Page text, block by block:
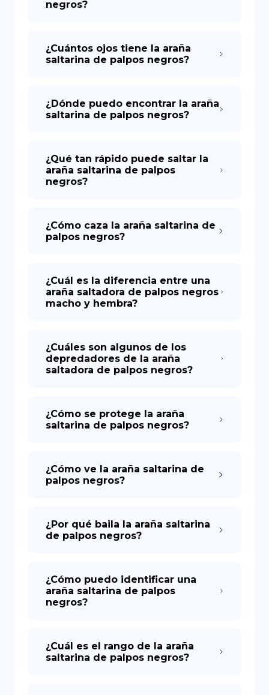
negros?
¿Cuántos ojos tiene la araña
saltarina de palpos negros?
¿Dónde puedo encontrar la araña
saltarina de palpos negros?
¿Qué tan rápido puede saltar la
araña saltarina de palpos
negros?
¿Cómo caza la araña saltarina de
palpos negros?
¿Cuál es la diferencia entre una
araña saltadora de palpos negros
macho y hembra?
¿Cuáles son algunos de los
depredadores de la araña
saltadora de palpos negros?
¿Cómo se protege la araña
saltarina de palpos negros?
¿Cómo ve la araña saltarina de
palpos negros?
¿Por qué baila la araña saltarina
de palpos negros?
¿Cómo puedo identificar una
araña saltarina de palpos
negros?
¿Cuál es el rango de la araña
saltarina de palpos negros?